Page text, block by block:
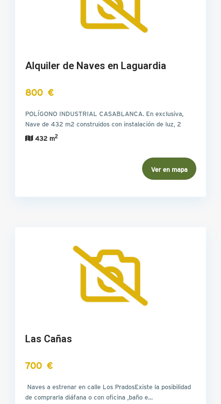
Alquiler de Naves en Laguardia
800 €
POLÍGONO INDUSTRIAL CASABLANCA. En exclusiva,
Nave de 432 m2 construidos con instalación de luz, 2
oficinas y…
432 m2
Ver en mapa
Las Cañas
700 €
Naves a estrenar en calle Los PradosExiste la posibilidad
de comprarla diáfana o con oficina ,baño e…